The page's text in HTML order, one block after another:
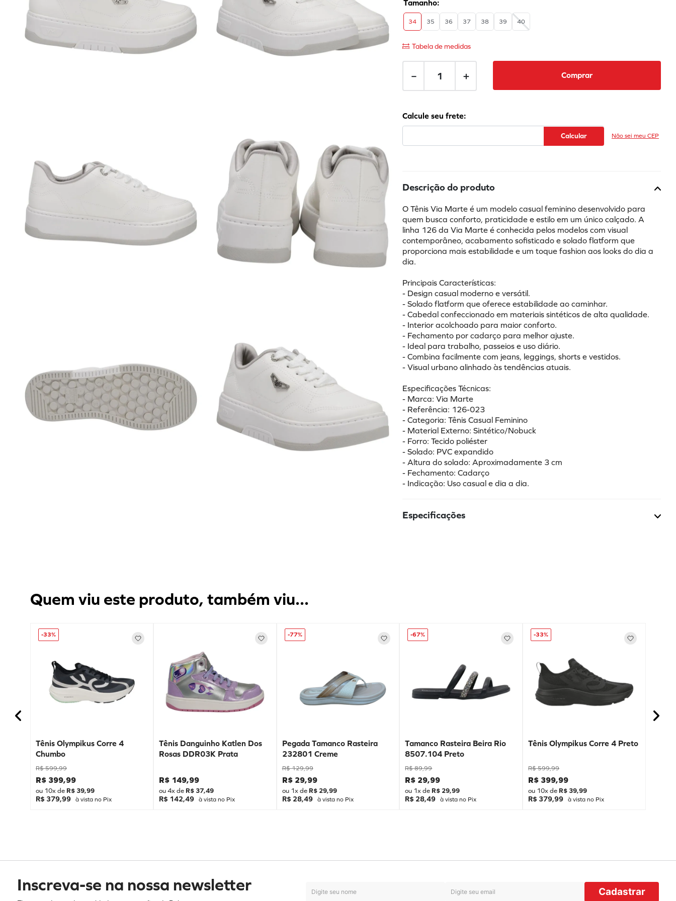
34 35 36 37 38 39 40
Tabela de medidas
＋
－ Comprar
Não sei meu CEP
Descrição do produto
O Tênis Via Marte é um modelo casual feminino desenvolvido para
quem busca conforto, praticidade e estilo em um único calçado. A
linha 126 da Via Marte é conhecida pelos modelos com visual
contemporâneo, acabamento sofisticado e solado flatform que
proporciona mais estabilidade e um toque fashion aos looks do dia a
dia.
Principais Características:
- Design casual moderno e versátil.
- Solado flatform que oferece estabilidade ao caminhar.
- Cabedal confeccionado em materiais sintéticos de alta qualidade.
- Interior acolchoado para maior conforto.
- Fechamento por cadarço para melhor ajuste.
- Ideal para trabalho, passeios e uso diário.
- Combina facilmente com jeans, leggings, shorts e vestidos.
- Visual urbano alinhado às tendências atuais.
Especificações Técnicas:
- Marca: Via Marte
- Referência: 126-023
- Categoria: Tênis Casual Feminino
- Material Externo: Sintético/Nobuck
- Forro: Tecido poliéster
- Solado: PVC expandido
- Altura do solado: Aproximadamente 3 cm
- Fechamento: Cadarço
- Indicação: Uso casual e dia a dia.
Especificações
Quem viu este produto, também viu...
-33%
Tênis Olympikus Corre 4
Chumbo
R$ 599,99
R$ 399,99
ou 10x de R$ 39,99
R$ 379,99 à vista no Pix
Tênis Danguinho Katlen Dos
Rosas DDR03K Prata
R$ 149,99
ou4x de R$ 37,49
R$ 142,49 à vista no Pix
-77%
Pegada Tamanco Rasteira
232801 Creme
R$ 129,99
R$ 29,99
ou 1x de R$ 29,99
R$ 28,49 à vista no Pix
-67%
Tamanco Rasteira Beira Rio
8507.104 Preto
R$ 89,99
R$ 29,99
ou 1x de R$ 29,99
R$ 28,49 à vista no Pix
-33%
Tênis Olympikus Corre 4 Preto
R$ 599,99
R$ 399,99
ou 10x de R$ 39,99
R$ 379,99 à vista no Pix
Inscreva-se na nossa newsletter Cadastrar